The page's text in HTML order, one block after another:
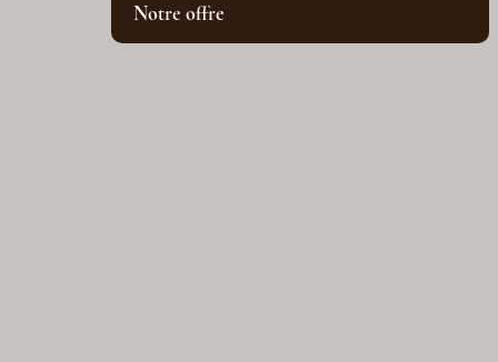
Notre offre